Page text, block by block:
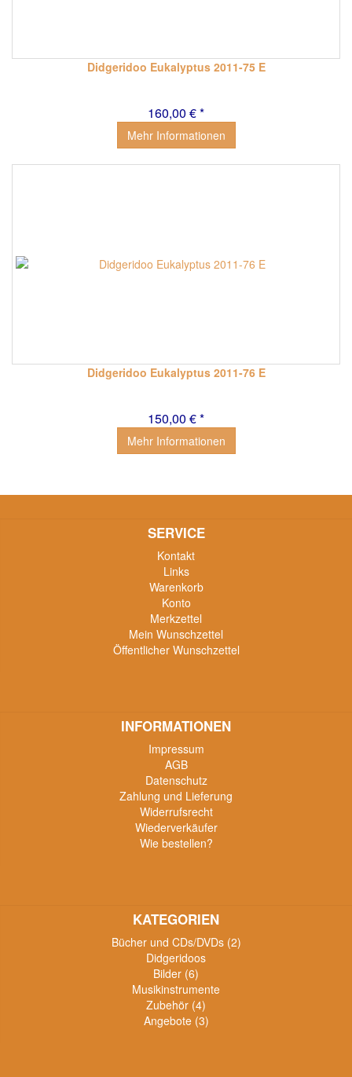
Didgeridoo Eukalyptus 2011-75 E
160,00 € *
Mehr Informationen
Didgeridoo Eukalyptus 2011-76 E
150,00 € *
Mehr Informationen
SERVICE
Kontakt
Links
Warenkorb
Konto
Merkzettel
Mein Wunschzettel
Öffentlicher Wunschzettel
INFORMATIONEN
Impressum
AGB
Datenschutz
Zahlung und Lieferung
Widerrufsrecht
Wiederverkäufer
Wie bestellen?
KATEGORIEN
Bücher und CDs/DVDs (2)
Didgeridoos
Bilder (6)
Musikinstrumente
Zubehör (4)
Angebote (3)